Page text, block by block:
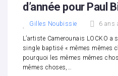
d’année pour Paul
Gilles Noubissie 6 ans
L’artiste Camerounais LOCKO a
single baptisé « mêmes mêmes
pourquoi les mêmes mêmes
mêmes choses,…